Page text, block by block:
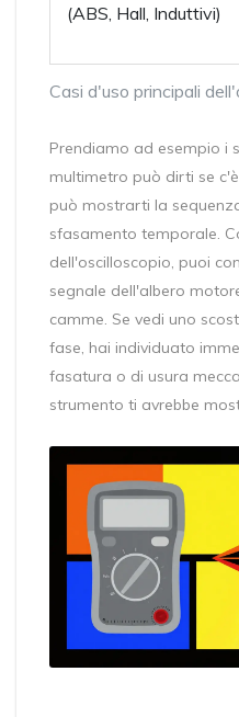
Casi d'uso principali
(ABS, Hall, Induttivi)
Prendiamo ad esempio i
multimetro può dirti se
può mostrarti la
sfasamento temporale.
dell'oscilloscopio, puoi
segnale dell'albero
camme. Se vedi uno
fase, hai individuato
fasatura o di usura
strumento ti avrebbe